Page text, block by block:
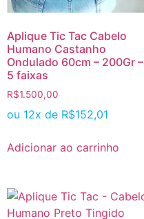
Aplique Tic Tac Cabelo
Humano Castanho
Ondulado 60cm – 200Gr –
5 faixas
R$1.500,00
ou 12x de R$152,01
Adicionar ao carrinho